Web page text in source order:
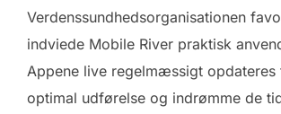
Verdenssundhedsorganisationen
indviede Mobile River praktisk
Appene live regelmæssigt
optimal udførelse og indrømme de